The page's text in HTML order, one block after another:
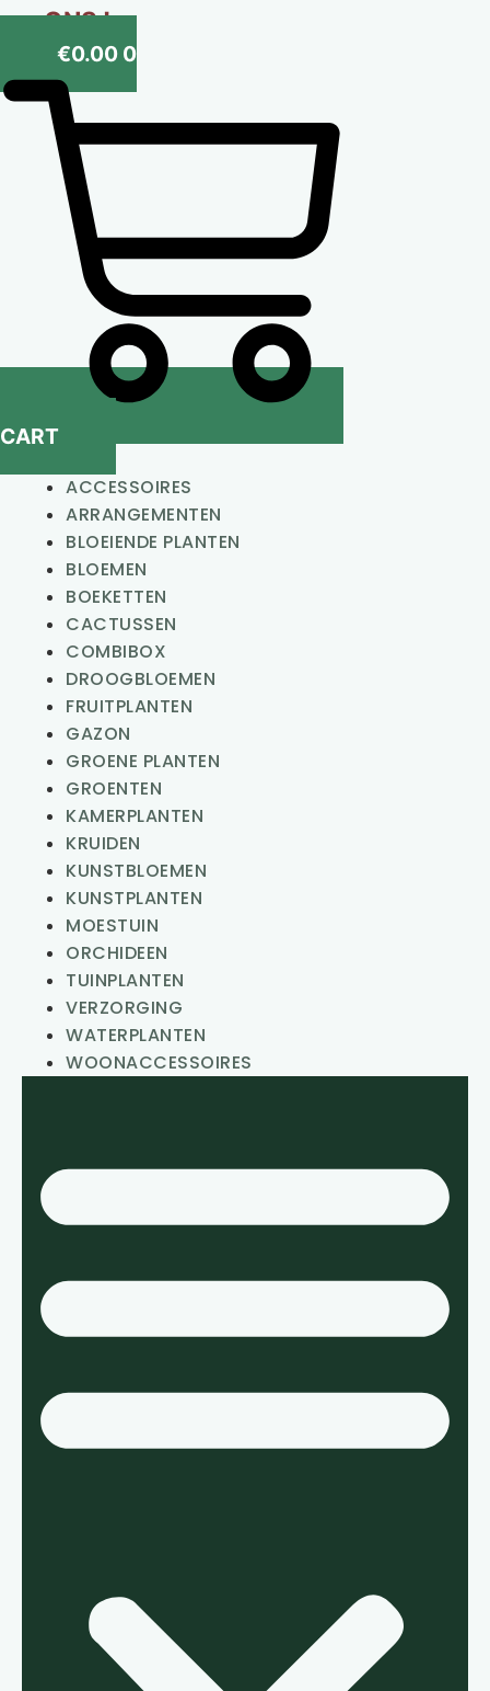
ONS !
€0.00 0
CART
ACCESSOIRES
ARRANGEMENTEN
BLOEIENDE PLANTEN
BLOEMEN
BOEKETTEN
CACTUSSEN
COMBIBOX
DROOGBLOEMEN
FRUITPLANTEN
GAZON
GROENE PLANTEN
GROENTEN
KAMERPLANTEN
KRUIDEN
KUNSTBLOEMEN
KUNSTPLANTEN
MOESTUIN
ORCHIDEEN
TUINPLANTEN
VERZORGING
WATERPLANTEN
WOONACCESSOIRES